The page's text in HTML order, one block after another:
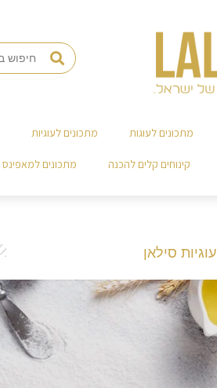
מתכונים לעוגות מתכונים לעוגיות
קינוחים קלים להכנה מתכונים למאפינס
עוגיות סילאן